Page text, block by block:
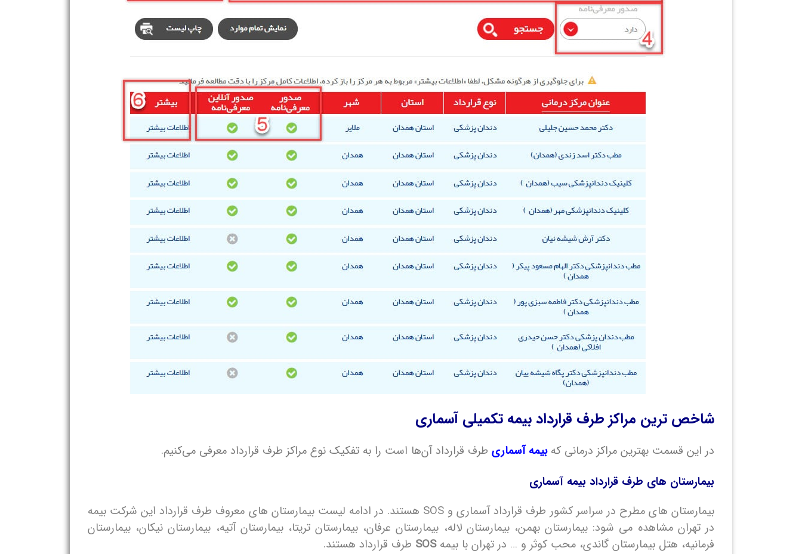
شاخص ترین مراکز طرف قرارداد بیمه تکمیلی آسماری
در این قسمت بهترین مراکز درمانی کهبیمه آسماری طرف قرارداد آن‌ها است را به تفکیک نوع مراکز طرف قرارداد معرفی می‌کنیم.
بیمارستان های طرف قرارداد بیمه آسماری
بیمارستان های مطرح در سراسر کشور طرف قرارداد آسماری و SOS هستند. در ادامه لیست بیمارستان های معروف طرف قرارداد این شرکت بیمه
در تهران مشاهده می شود: بیمارستان بهمن، بیمارستان لاله، بیمارستان عرفان، بیمارستان تریتا، بیمارستان آتیه، بیمارستان نیکان، بیمارستان
فرمانیه، هتل بیمارستان گاندی، محب کوثر و … در تهران با بیمهSOS طرف قرارداد هستند.